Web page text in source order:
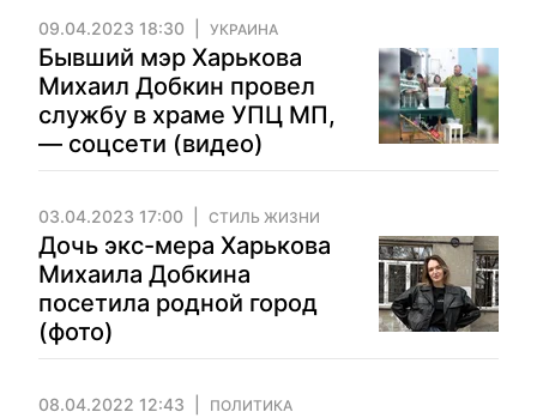
09.04.2023 18:30 УКРАИНА
Бывший мэр Харькова
Михаил Добкин провел
службу в храме УПЦ МП,
— соцсети (видео)
03.04.2023 17:00 СТИЛЬ ЖИЗНИ
Дочь экс-мера Харькова
Михаила Добкина
посетила родной город
(фото)
08.04.2022 12:43 ПОЛИТИКА